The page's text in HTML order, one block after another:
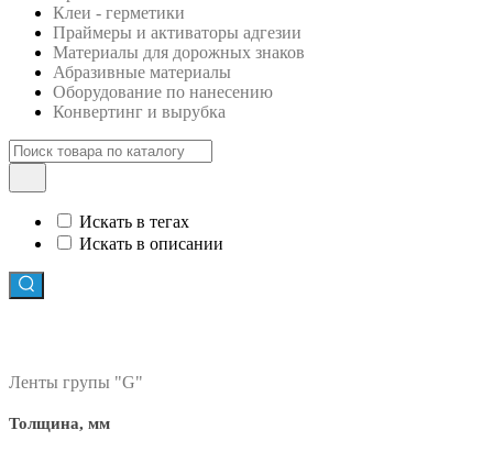
Клеи - герметики
Праймеры и активаторы адгезии
Материалы для дорожных знаков
Абразивные материалы
Оборудование по нанесению
Конвертинг и вырубка
Искать в тегах
Искать в описании
Ленты групы "G"
Толщина, мм